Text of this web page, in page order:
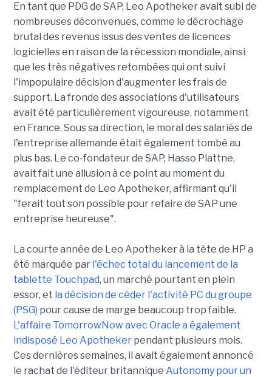
En tant que PDG de SAP, Leo Apotheker avait subi de
nombreuses déconvenues, comme le décrochage
brutal des revenus issus des ventes de licences
logicielles en raison de la récession mondiale, ainsi
que les très négatives retombées qui ont suivi
l'impopulaire décision d'augmenter les frais de
support. La fronde des associations d'utilisateurs
avait été particulièrement vigoureuse, notamment
en France. Sous sa direction, le moral des salariés de
l'entreprise allemande était également tombé au
plus bas. Le co-fondateur de SAP, Hasso Plattne,
avait fait une allusion à ce point au moment du
remplacement de Leo Apotheker, affirmant qu'il
"ferait tout son possible pour refaire de SAP une
entreprise heureuse".
La courte année de Leo Apotheker à la tête de HP a
été marquée par l'échec total du lancement de la
tablette Touchpad, un marché pourtant en plein
essor, et la décision de céder l'activité PC du groupe
(PSG) pour cause de marge beaucoup trop faible.
L'affaire TomorrowNow avec Oracle a également
indisposé Leo Apothekerpendant plusieurs mois.
Ces dernières semaines, il avait également annoncé
le rachat de l'éditeur britannique Autonomy pour un